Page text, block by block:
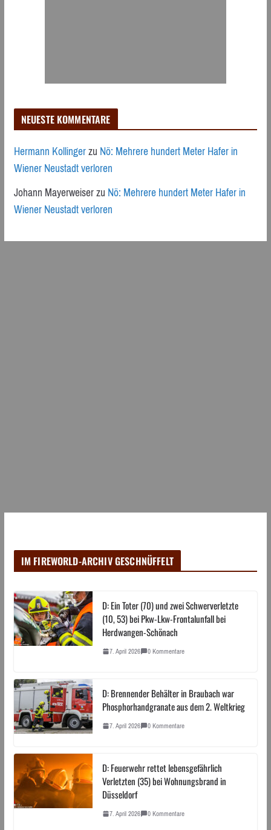
NEUESTE KOMMENTARE
Hermann KollingerzuNö: Mehrere hundert Meter Hafer in
Wiener Neustadt verloren
Johann MayerweiserzuNö: Mehrere hundert Meter Hafer in
Wiener Neustadt verloren
IM FIREWORLD-ARCHIV GESCHNÜFFELT
D: Ein Toter (70) und zwei Schwerverletzte
(10, 53) bei Pkw-Lkw-Frontalunfall bei
Herdwangen-Schönach
7. April 2026 0 Kommentare
D: Brennender Behälter in Braubach war
Phosphorhandgranate aus dem 2. Weltkrieg
7. April 2026 0 Kommentare
D: Feuerwehr rettet lebensgefährlich
Verletzten (35) bei Wohnungsbrand in
Düsseldorf
7. April 2026 0 Kommentare